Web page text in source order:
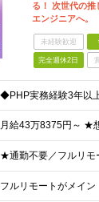
る！ 次世代の推
エンジニアへ。
未経験歓迎
完全週休2日
フルリモートがメイン